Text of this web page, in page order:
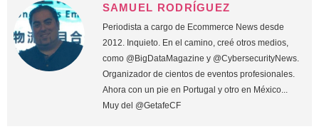
SAMUEL RODRÍGUEZ
Periodista a cargo de Ecommerce News desde
2012. Inquieto. En el camino, creé otros medios,
como @BigDataMagazine y @CybersecurityNews.
Organizador de cientos de eventos profesionales.
Ahora con un pie en Portugal y otro en México...
Muy del @GetafeCF